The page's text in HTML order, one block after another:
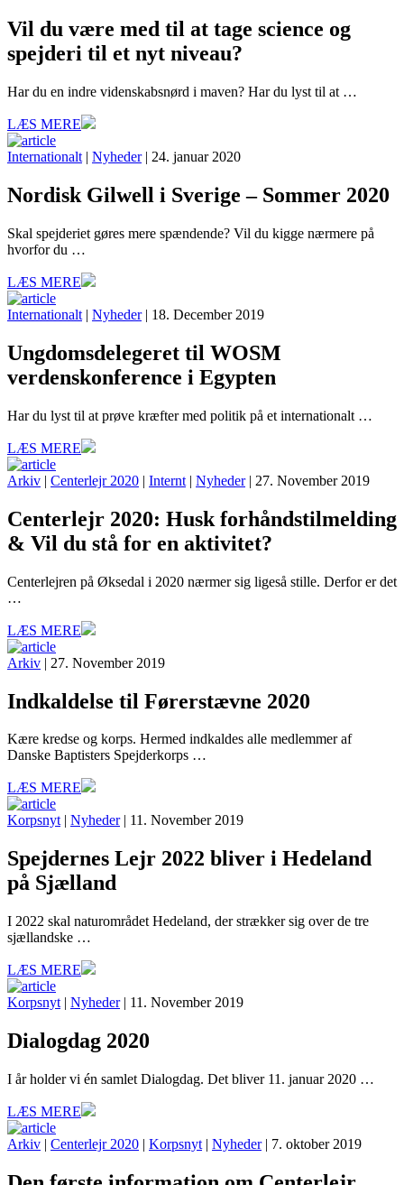
Vil du være med til at tage science og
spejderi til et nyt niveau?
Har du en indre videnskabsnørd i maven? Har du lyst til at …
LÆS MERE
Internationalt | Nyheder| 24. januar 2020
Nordisk Gilwell i Sverige – Sommer 2020
Skal spejderiet gøres mere spændende? Vil du kigge nærmere på
hvorfor du …
LÆS MERE
Internationalt | Nyheder| 18. December 2019
Ungdomsdelegeret til WOSM
verdenskonference i Egypten
Har du lyst til at prøve kræfter med politik på et internationalt …
LÆS MERE
Arkiv | Centerlejr 2020 | Internt | Nyheder| 27. November 2019
Centerlejr 2020: Husk forhåndstilmelding
& Vil du stå for en aktivitet?
Centerlejren på Øksedal i 2020 nærmer sig ligeså stille. Derfor er det
…
LÆS MERE
Arkiv | 27. November 2019
Indkaldelse til Førerstævne 2020
Kære kredse og korps. Hermed indkaldes alle medlemmer af
Danske Baptisters Spejderkorps …
LÆS MERE
Korpsnyt| Nyheder| 11. November 2019
Spejdernes Lejr 2022 bliver i Hedeland
på Sjælland
I 2022 skal naturområdet Hedeland, der strækker sig over de tre
sjællandske …
LÆS MERE
Korpsnyt | Nyheder| 11. November 2019
Dialogdag 2020
I år holder vi én samlet Dialogdag. Det bliver 11. januar 2020 …
LÆS MERE
Arkiv | Centerlejr 2020 | Korpsnyt | Nyheder| 7. oktober 2019